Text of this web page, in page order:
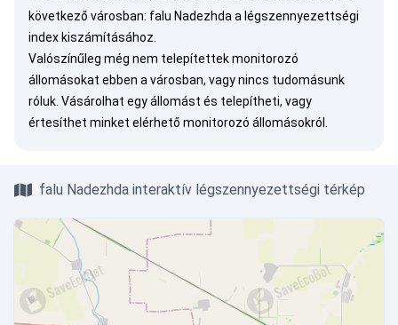
következő városban: falu Nadezhda a légszennyezettségi
index kiszámításához.
Valószínűleg még nem telepítettek monitorozó
állomásokat ebben a városban, vagy nincs tudomásunk
róluk. Vásárolhat egy állomást és telepítheti, vagy
értesíthet minket elérhető monitorozó állomásokról.
falu Nadezhda interaktív légszennyezettségi térkép